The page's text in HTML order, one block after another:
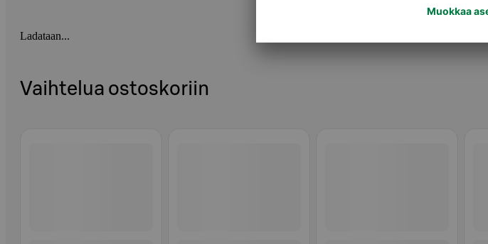
Ladataan...
Vaihtelua ostoskoriin